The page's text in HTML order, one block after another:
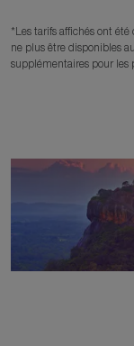
*Les tarifs affichés ont
ne plus être disponibles
supplémentaires pour les